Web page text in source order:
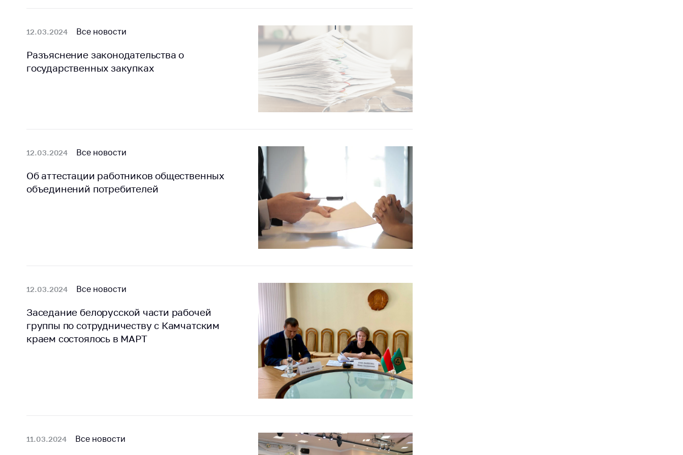
12.03.2024 Все новости
Разъяснение законодательства о
государственных закупках
12.03.2024 Все новости
Об аттестации работников общественных
объединений потребителей
12.03.2024 Все новости
Заседание белорусской части рабочей
группы по сотрудничеству с Камчатским
краем состоялось в МАРТ
11.03.2024 Все новости